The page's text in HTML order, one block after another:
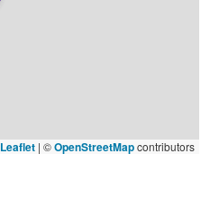
Leaflet | ©OpenStreetMapcontributors